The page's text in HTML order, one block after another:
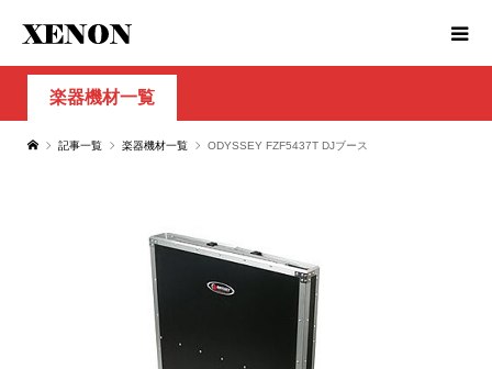
楽器機材一覧
記事一覧 楽器機材一覧 ODYSSEY FZF5437T DJブース